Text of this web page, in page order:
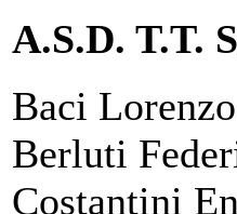
A.S.D. T.T.
Baci
Berluti
Costantini